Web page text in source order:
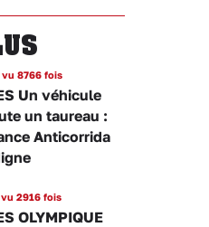
vu 8766 fois
Un véhicule
un taureau :
Anticorrida
vu 2916 fois
OLYMPIQUE